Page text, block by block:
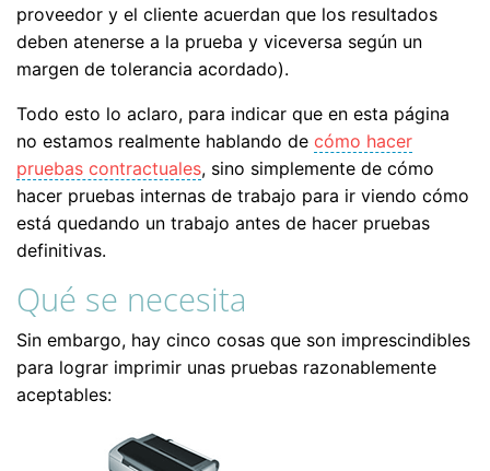
proveedor y el cliente acuerdan que los resultados
deben atenerse a la prueba y viceversa según un
margen de tolerancia acordado).
Todo esto lo aclaro, para indicar que en esta página
no estamos realmente hablando de cómo hacer
pruebas contractuales, sino simplemente de cómo
hacer pruebas internas de trabajo para ir viendo cómo
está quedando un trabajo antes de hacer pruebas
definitivas.
Qué se necesita
Sin embargo, hay cinco cosas que son imprescindibles
para lograr imprimir unas pruebas razonablemente
aceptables: